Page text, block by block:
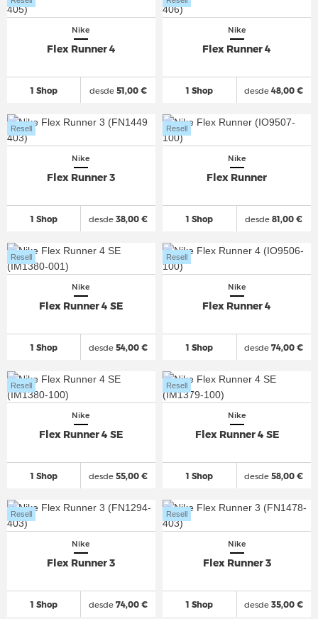
Nike
Flex Runner 4
1 Shop desde51,00 €
Nike
Flex Runner 4
1 Shop desde 48,00 €
Nike
Flex Runner 3
1 Shop
Resell
desde38,00 €
Nike
Flex Runner
1 Shop
Resell
desde 81,00 €
Nike
Flex Runner 4 SE
1 Shop
Resell
desde54,00 €
Nike
Flex Runner 4
1 Shop
Resell
desde 74,00 €
Nike
Flex Runner 4 SE
1 Shop
Resell
desde55,00 €
Nike
Flex Runner 4 SE
1 Shop
Resell
desde 58,00 €
Nike
Flex Runner 3
1 Shop
Resell
desde74,00 €
Nike
Flex Runner 3
1 Shop
Resell
desde 35,00 €